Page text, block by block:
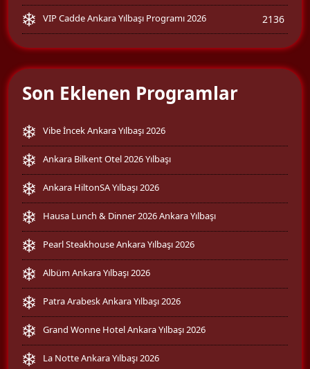
VIP Cadde Ankara Yılbaşı Programı 2026 2136
Son Eklenen Programlar
Vibe İncek Ankara Yılbaşı 2026
Ankara Bilkent Otel 2026 Yılbaşı
Ankara HiltonSA Yılbaşı 2026
Hausa Lunch & Dinner 2026 Ankara Yılbaşı
Pearl Steakhouse Ankara Yılbaşı 2026
Albüm Ankara Yılbaşı 2026
Patra Arabesk Ankara Yılbaşı 2026
Grand Wonne Hotel Ankara Yılbaşı 2026
La Notte Ankara Yılbaşı 2026